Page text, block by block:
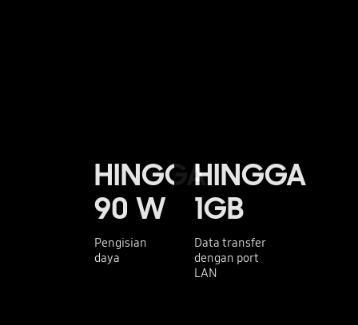
HINGGA
90 W
Pengisian
daya
HINGGA
1GB
Data transfer
dengan port
LAN